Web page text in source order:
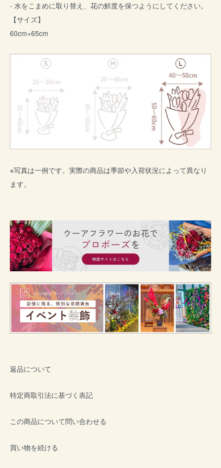
- 水をこまめに取り替え、花の鮮度を保つようにしてください。
【サイズ】
60cm×65cm
※写真は一例です。実際の商品は季節や入荷状況によって異なり
ます。
返品について
特定商取引法に基づく表記
この商品について問い合わせる
買い物を続ける